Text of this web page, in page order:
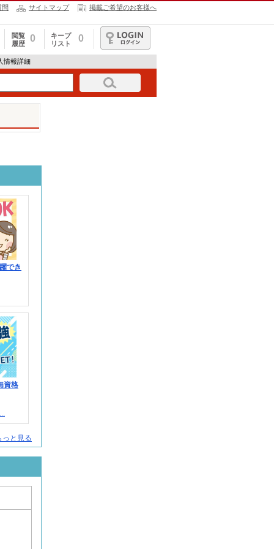
問 サイトマップ 掲載ご希望のお客様へ
閲覧
履歴
0
キープ
リスト
0
ログイン
情報詳細
でき
資格
と見る